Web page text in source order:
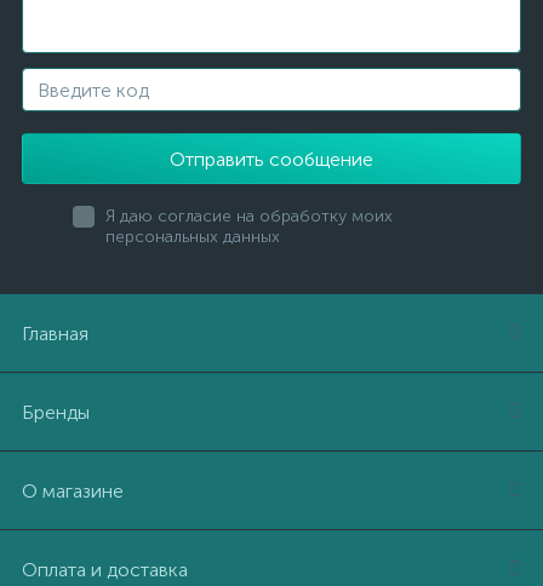
Отправить сообщение
Я даю согласие на обработку моих
персональных данных
Главная
Бренды
О магазине
Оплата и доставка